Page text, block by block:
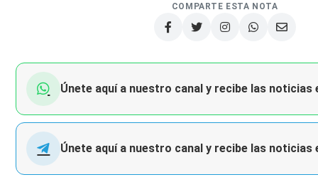
COMPARTE ESTA NOTA
Únete aquí a nuestro canal y recibe las noticias
Únete aquí a nuestro canal y recibe las noticias